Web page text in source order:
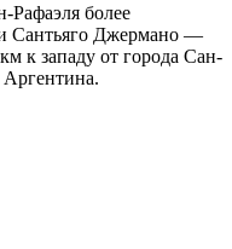
более
Сантьяго Джермано —
к западу от города Сан-